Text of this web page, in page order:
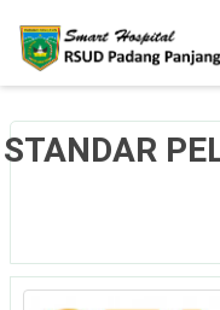
STANDAR